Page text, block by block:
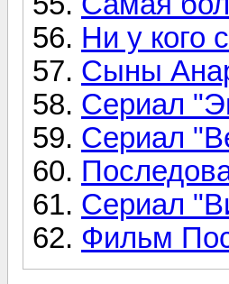
Ни у кого
Сыны
Сериал
Сериал
Сериал
Фильм